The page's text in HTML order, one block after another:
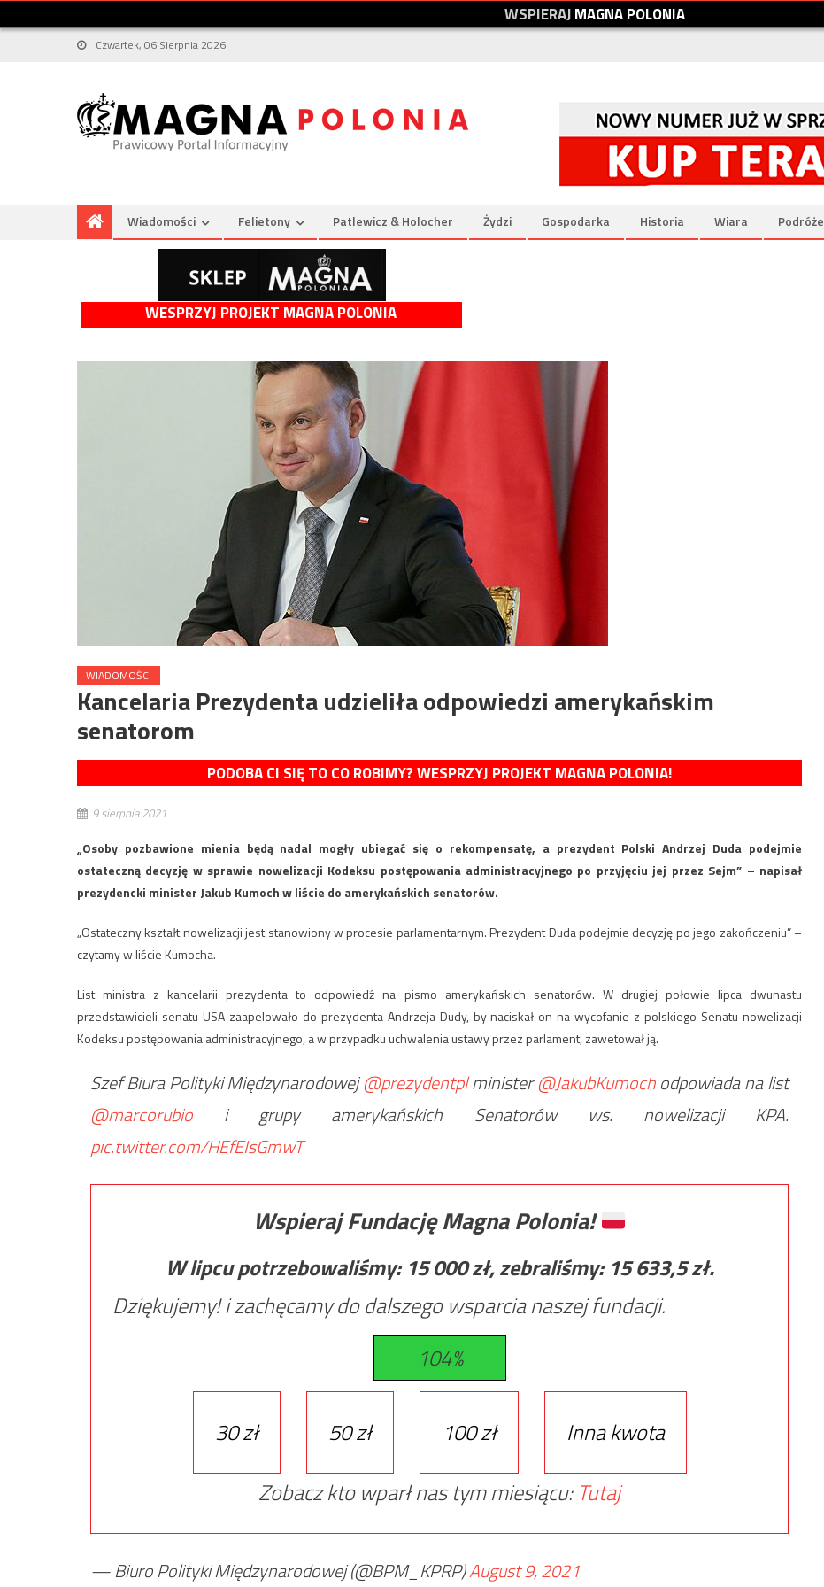
WSPIERAJMAGNAPOLONIA
Czwartek, 06 Sierpnia 2026
Wiadomości Felietony Patlewicz & Holocher Żydzi Gospodarka Historia Wiara Podróże
WESPRZYJ PROJEKT MAGNA POLONIA
WIADOMOŚCI
Kancelaria Prezydenta udzieliła odpowiedzi amerykańskim
senatorom
PODOBA CI SIĘ TO CO ROBIMY? WESPRZYJ PROJEKT MAGNA POLONIA!
9 sierpnia 2021
„Osoby pozbawione mienia będą nadal mogły ubiegać się o rekompensatę, a prezydent Polski Andrzej Duda podejmie
ostateczną decyzję w sprawie nowelizacji Kodeksu postępowania administracyjnego po przyjęciu jej przez Sejm” – napisał
prezydencki minister Jakub Kumoch w liście do amerykańskich senatorów.
„Ostateczny kształt nowelizacji jest stanowiony w procesie parlamentarnym. Prezydent Duda podejmie decyzję po jego zakończeniu” –
czytamy w liście Kumocha.
List ministra z kancelarii prezydenta to odpowiedź na pismo amerykańskich senatorów. W drugiej połowie lipca dwunastu
przedstawicieli senatu USA zaapelowało do prezydenta Andrzeja Dudy, by naciskał on na wycofanie z polskiego Senatu nowelizacji
Kodeksu postępowania administracyjnego, a w przypadku uchwalenia ustawy przez parlament, zawetował ją.
Szef Biura Polityki Międzynarodowej@prezydentplminister@JakubKumochodpowiada na list
@marcorubio i grupy amerykańskich Senatorów ws. nowelizacji KPA.
pic.twitter.com/HEfEIsGmwT
Wspieraj Fundację Magna Polonia!
W lipcu potrzebowaliśmy: 15 000zł, zebraliśmy: 15 633,5zł.
Dziękujemy! i zachęcamy do dalszego wsparcia naszej fundacji.
104%
30 zł 50 zł 100 zł
Inna kwota
Zobacz kto wparł nas tym miesiącu: Tutaj
— Biuro Polityki Międzynarodowej (@BPM_KPRP)August 9, 2021